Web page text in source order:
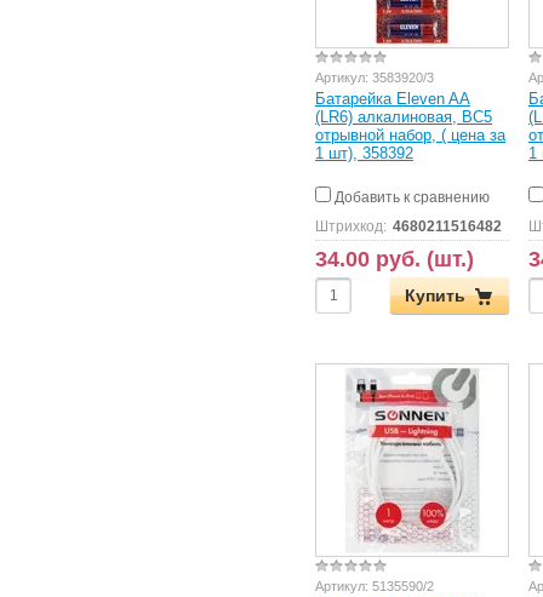
Артикул: 3583920/3
Батарейка Eleven AA
(LR6) алкалиновая, BC5
отрывной набор, ( цена за
1 шт), 358392
Добавить к сравнению
Штрихкод: 4680211516482
34.00 руб. (шт.)
Купить
1
Артикул: 5135590/2